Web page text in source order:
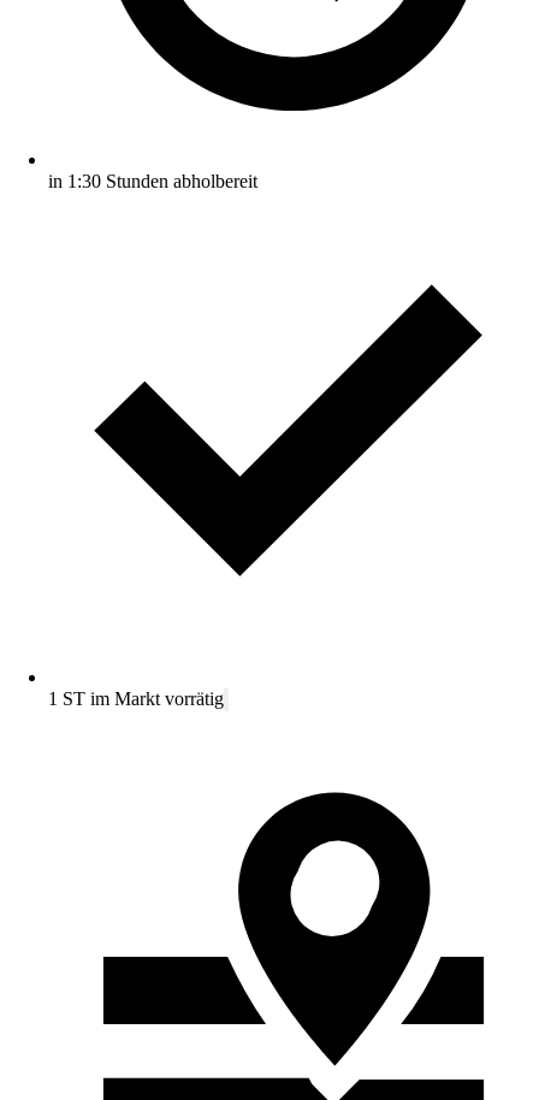
in 1:30 Stunden abholbereit
1 ST im Markt vorrätig